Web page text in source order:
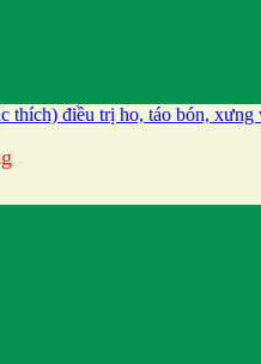
thích) điều trị ho, táo bón,